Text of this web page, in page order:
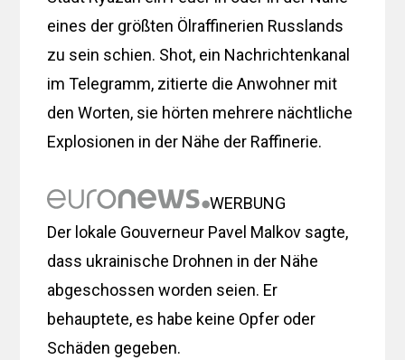
eines der größten Ölraffinerien Russlands
zu sein schien. Shot, ein Nachrichtenkanal
im Telegramm, zitierte die Anwohner mit
den Worten, sie hörten mehrere nächtliche
Explosionen in der Nähe der Raffinerie.
WERBUNG
Der lokale Gouverneur Pavel Malkov sagte,
dass ukrainische Drohnen in der Nähe
abgeschossen worden seien. Er
behauptete, es habe keine Opfer oder
Schäden gegeben.